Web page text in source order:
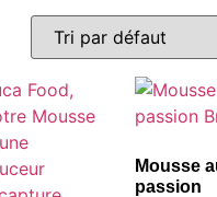
Mousse
passion